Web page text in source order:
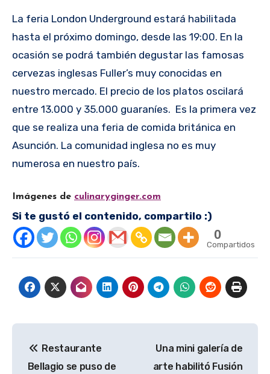
La feria London Underground estará habilitada
hasta el próximo domingo, desde las 19:00. En la
ocasión se podrá también degustar las famosas
cervezas inglesas Fuller’s muy conocidas en
nuestro mercado. El precio de los platos oscilará
entre 13.000 y 35.000 guaraníes. Es la primera vez
que se realiza una feria de comida británica en
Asunción. La comunidad inglesa no es muy
numerosa en nuestro país.
Imágenes de culinaryginger.com
Si te gustó el contenido, compartilo :)
0
Compartidos
de
Restaurante
Bellagio se puso de
Una mini galería de
arte habilitó Fusión